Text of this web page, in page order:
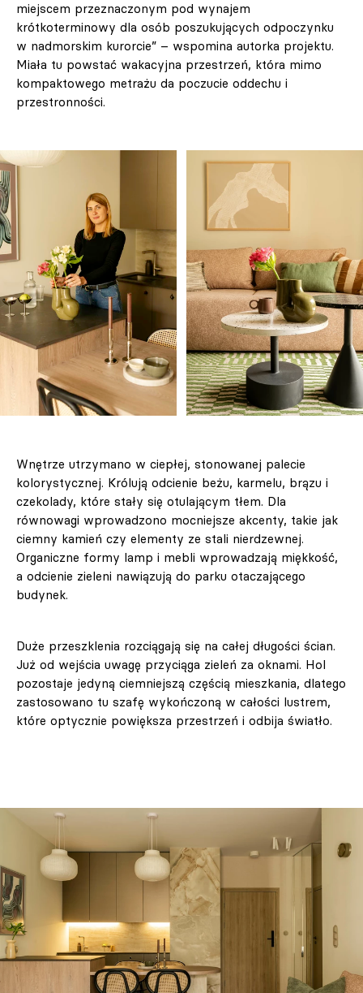
miejscem przeznaczonym pod wynajem
krótkoterminowy dla osób poszukujących odpoczynku
w nadmorskim kurorcie” – wspomina autorka projektu.
Miała tu powstać wakacyjna przestrzeń, która mimo
kompaktowego metrażu da poczucie oddechu i
przestronności.
Wnętrze utrzymano w ciepłej, stonowanej palecie
kolorystycznej. Królują odcienie beżu, karmelu, brązu i
czekolady, które stały się otulającym tłem. Dla
równowagi wprowadzono mocniejsze akcenty, takie jak
ciemny kamień czy elementy ze stali nierdzewnej.
Organiczne formy lamp i mebli wprowadzają miękkość,
a odcienie zieleni nawiązują do parku otaczającego
budynek.
Duże przeszklenia rozciągają się na całej długości ścian.
Już od wejścia uwagę przyciąga zieleń za oknami. Hol
pozostaje jedyną ciemniejszą częścią mieszkania, dlatego
zastosowano tu szafę wykończoną w całości lustrem,
które optycznie powiększa przestrzeń i odbija światło.